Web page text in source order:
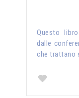
Questo
dalle
che trattano